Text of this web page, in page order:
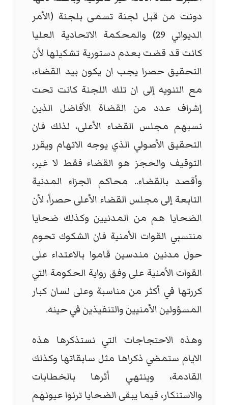
دونت من قبل لجنة تسمى بلجنة (الأمر
الديواني 29) والمحكمة الاتحادية العليا
كانت قد قضت بعدم دستورية تشكيلها لأن
التحقيق حصرا يجب ان يكون بيد القضاء،
مع التنويه إلى ان تلك اللجنة كانت تحت
إشراف عدد من القضاة الأفاضل الذين
نسبهم مجلس القضاء الأعلى، لذلك فان
التحقيق الأصولي الذي يوجه الاتهام ويقرر
التوقيف والحجز هو القضاء فقط لا غير،
وأقصد بالقضاء.. محاكم الجزاء المدنية
التابعة إلى مجلس القضاء الأعلى حصراً، لأن
الضحايا هم من المدنيين وكذلك ضحايا
منتسبي القوات الأمنية فان الشكوك تحوم
حول مدنين مندسين قاموا بالاعتداء على
القوات الأمنية على وفق رواية الحكومة التي
كررتها في أكثر من مناسبة وعلى لسان كبار
المسؤولين الأمنيين والتنفيذين في حينه.
وهذه الاحتجاجات التي نستذكرها هذه
الايام ستمضي ذكراها مثل سابقاتها وكذلك
القادمة، وينتهي أثرها بالخطابات
والاستنكار، فيما يبقى الضحايا ترنوا عيونهم